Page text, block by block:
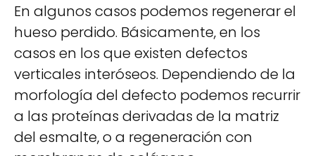
En algunos casos podemos regenerar el
hueso perdido. Básicamente, en los
casos en los que existen defectos
verticales interóseos. Dependiendo de la
morfología del defecto podemos recurrir
a las proteínas derivadas de la matriz
del esmalte, o a regeneración con